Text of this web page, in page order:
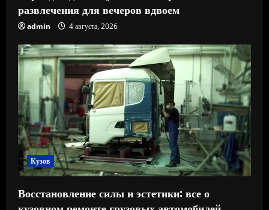
развлечения для вечеров вдвоем
admin 4 августа, 2026
Кузов
Восстановление силы и эстетики: все о